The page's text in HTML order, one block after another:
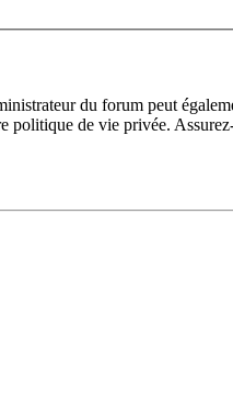
du forum peut
politique de vie privée.